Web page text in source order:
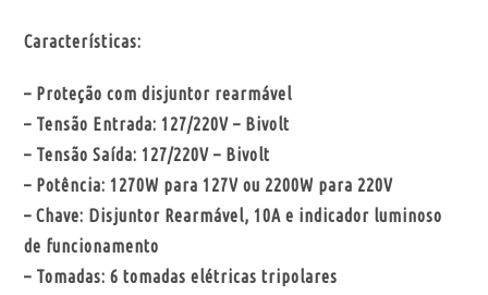
Características:
– Proteção com disjuntor rearmável
– Tensão Entrada: 127/220V – Bivolt
– Tensão Saída: 127/220V – Bivolt
– Potência: 1270W para 127V ou 2200W para 220V
– Chave: Disjuntor Rearmável, 10A e indicador luminoso
de funcionamento
– Tomadas: 6 tomadas elétricas tripolares